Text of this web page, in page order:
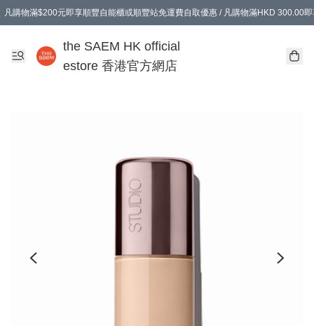
凡購物滿$200元即享順豐自能櫃或順豐站免運費自取優惠 / 凡購物滿HKD 300.00
the SAEM HK official
estore 香港官方網店